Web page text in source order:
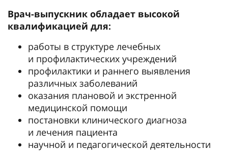
Врач-выпускник обладает высокой
квалификацией для:
работы в структуре лечебных
и профилактических учреждений
профилактики и раннего выявления
различных заболеваний
оказания плановой и экстренной
медицинской помощи
постановки клинического диагноза
и лечения пациента
научной и педагогической деятельности